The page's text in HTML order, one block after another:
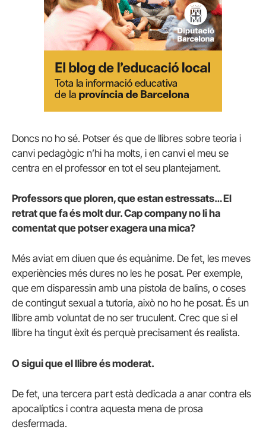
Doncs no ho sé. Potser és que de llibres sobre teoria i
canvi pedagògic n’hi ha molts, i en canvi el meu se
centra en el professor en tot el seu plantejament.
Professors que ploren, que estan estressats… El
retrat que fa és molt dur. Cap company no li ha
comentat que potser exagera una mica?
Més aviat em diuen que és equànime. De fet, les meves
experiències més dures no les he posat. Per exemple,
que em disparessin amb una pistola de balins, o coses
de contingut sexual a tutoria, això no ho he posat. És un
llibre amb voluntat de no ser truculent. Crec que si el
llibre ha tingut èxit és perquè precisament és realista.
O sigui que el llibre és moderat.
De fet, una tercera part està dedicada a anar contra els
apocalíptics i contra aquesta mena de prosa
desfermada.